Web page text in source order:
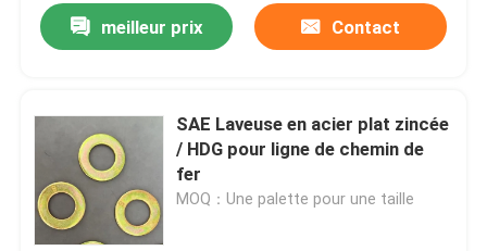
meilleur prix Contact
SAE Laveuse en acier plat zincée
/ HDG pour ligne de chemin de
fer
MOQ：Une palette pour une taille